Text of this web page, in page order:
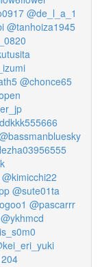
@de_l_a_1
@tanhoiza1945
@chonce65
@kimicchi22
@sute01ta
@pascarrr
@ykhmcd